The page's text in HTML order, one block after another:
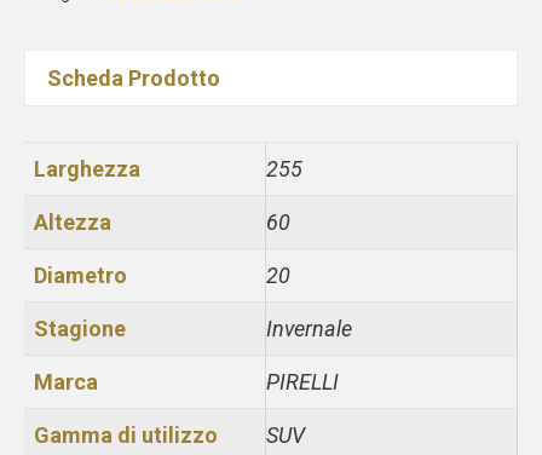
Scheda Prodotto
Larghezza 255
Altezza 60
Diametro 20
Stagione Invernale
Marca PIRELLI
Gamma di utilizzo SUV